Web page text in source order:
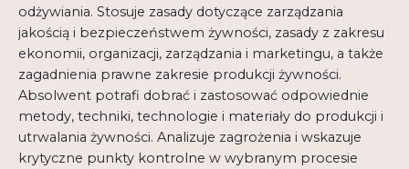
odżywiania. Stosuje zasady dotyczące zarządzania
jakością i bezpieczeństwem żywności, zasady z zakresu
ekonomii, organizacji, zarządzania i marketingu, a także
zagadnienia prawne zakresie produkcji żywności.
Absolwent potrafi dobrać i zastosować odpowiednie
metody, techniki, technologie i materiały do produkcji i
utrwalania żywności. Analizuje zagrożenia i wskazuje
krytyczne punkty kontrolne w wybranym procesie